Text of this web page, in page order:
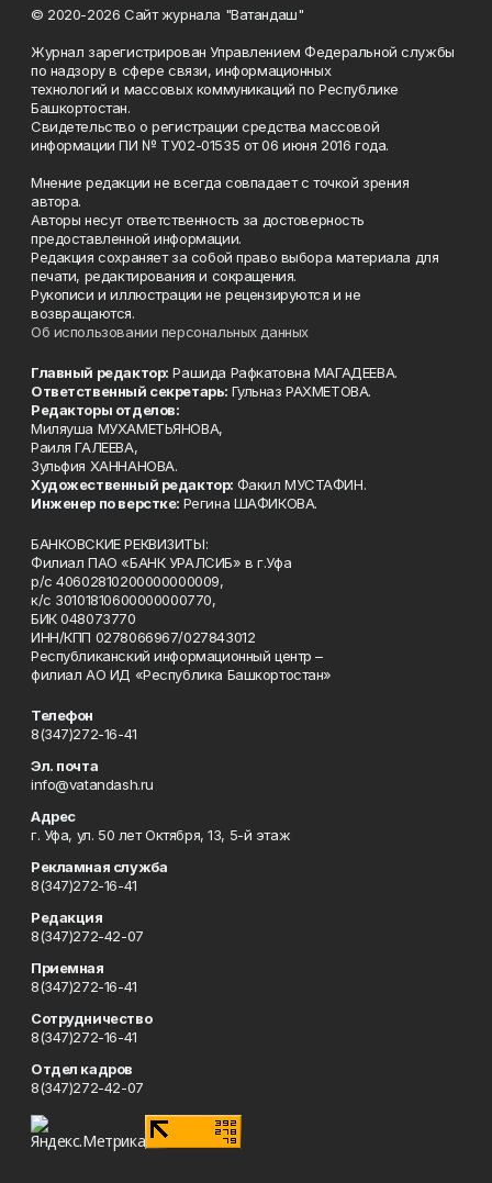
© 2020-2026 Сайт журнала "Ватандаш"
Журнал зарегистрирован Управлением Федеральной службы
по надзору в сфере связи, информационных
технологий и массовых коммуникаций по Республике
Башкортостан.
Свидетельство о регистрации средства массовой
информации ПИ № ТУ02-01535 от 06 июня 2016 года.
Мнение редакции не всегда совпадает с точкой зрения
автора.
Авторы несут ответственность за достоверность
предоставленной информации.
Редакция сохраняет за собой право выбора материала для
печати, редактирования и сокращения.
Рукописи и иллюстрации не рецензируются и не
возвращаются.
Об использовании персональных данных
Главный редактор: Рашида Рафкатовна МАГАДЕЕВА.
Ответственный секретарь: Гульназ РАХМЕТОВА.
Редакторы отделов:
Миляуша МУХАМЕТЬЯНОВА,
Раиля ГАЛЕЕВА,
Зульфия ХАННАНОВА.
Художественный редактор: Факил МУСТАФИН.
Инженер по верстке: Регина ШАФИКОВА.
БАНКОВСКИЕ РЕКВИЗИТЫ:
Филиал ПАО «БАНК УРАЛСИБ» в г.Уфа
р/с 40602810200000000009,
к/с 30101810600000000770,
БИК 048073770
ИНН/КПП 0278066967/027843012
Республиканский информационный центр –
филиал АО ИД «Республика Башкортостан»
Телефон
8(347)272-16-41
Эл. почта
info@vatandash.ru
Адрес
г. Уфа, ул. 50 лет Октября, 13, 5-й этаж
Рекламная служба
8(347)272-16-41
Редакция
8(347)272-42-07
Приемная
8(347)272-16-41
Сотрудничество
8(347)272-16-41
Отдел кадров
8(347)272-42-07